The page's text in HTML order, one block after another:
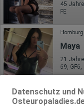
Datenschutz und
FE
Homburg
Maya
Homburg
Melek